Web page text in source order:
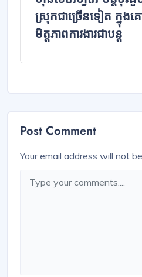
ស្រុកជាច្រើនទៀត ក្
មិត្តភាពការងារជាបន្ត
Post Comment
Your email address will not